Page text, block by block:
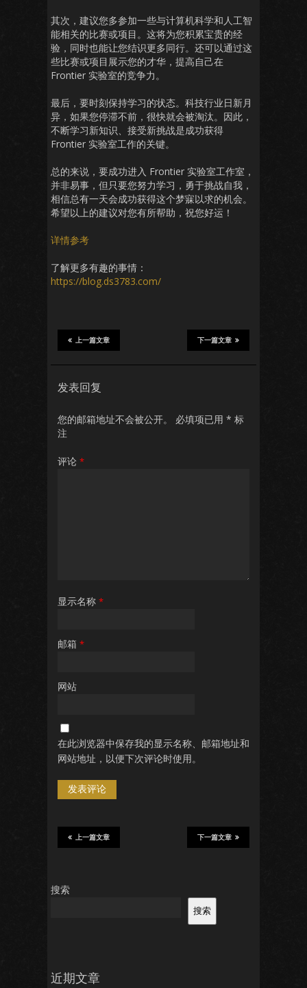
其次，建议您多参加一些与计算机科学和人工智
能相关的比赛或项目。这将为您积累宝贵的经
验，同时也能让您结识更多同行。还可以通过这
些比赛或项目展示您的才华，提高自己在
Frontier 实验室的竞争力。
最后，要时刻保持学习的状态。科技行业日新月
异，如果您停滞不前，很快就会被淘汰。因此，
不断学习新知识、接受新挑战是成功获得
Frontier 实验室工作的关键。
总的来说，要成功进入 Frontier 实验室工作室，
并非易事，但只要您努力学习，勇于挑战自我，
相信总有一天会成功获得这个梦寐以求的机会。
希望以上的建议对您有所帮助，祝您好运！
详情参考
了解更多有趣的事情：
https://blog.ds3783.com/
下一篇文章
上一篇文章
发表回复
您的邮箱地址不会被公开。 必填项已用 * 标
注
评论 *
显示名称 *
邮箱 *
网站
在此浏览器中保存我的显示名称、邮箱地址和
网站地址，以便下次评论时使用。
下一篇文章
上一篇文章
搜索
搜索
近期文章